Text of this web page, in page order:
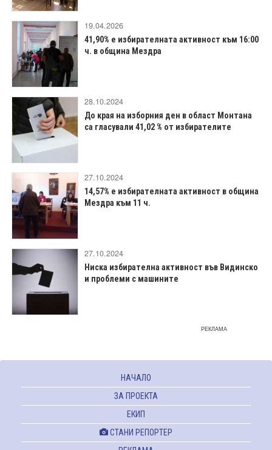
19.04.2026
41,90% е избирателната активност към 16:00
ч. в община Мездра
28.10.2024
До края на изборния ден в област Монтана
са гласували 41,02 % от избирателите
27.10.2024
14,57% е избирателната активност в община
Мездра към 11 ч.
27.10.2024
Ниска избирателна активност във Видинско
и проблеми с машините
РЕКЛАМА
НАЧАЛО
ЗА ПРОЕКТА
ЕКИП
СТАНИ РЕПОРТЕР